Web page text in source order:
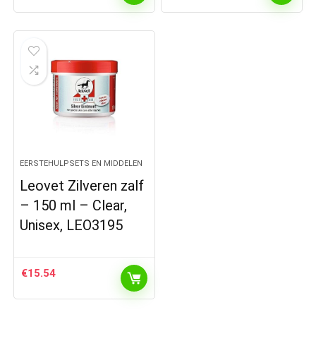
EERSTEHULPSETS EN MIDDELEN
Leovet Zilveren zalf
– 150 ml – Clear,
Unisex, LEO3195
€15.54